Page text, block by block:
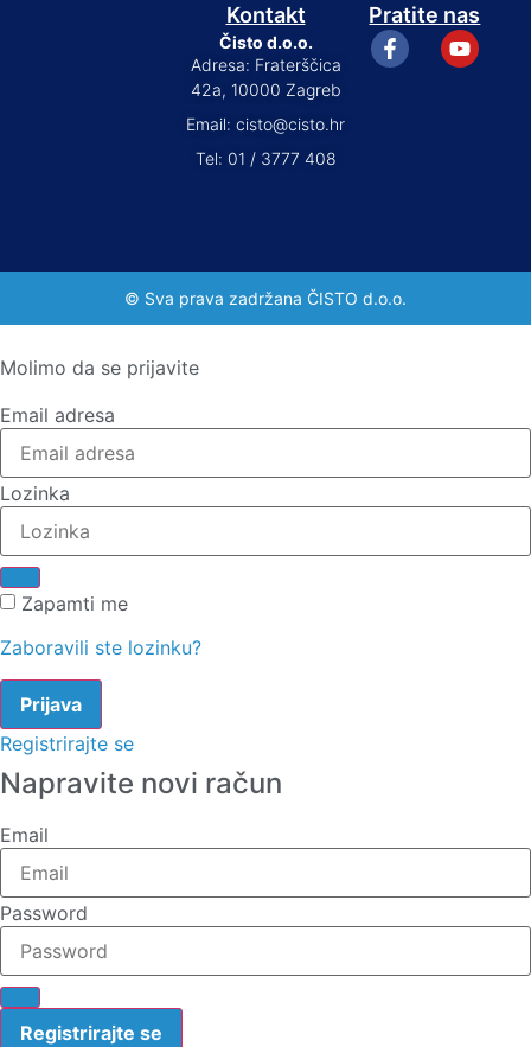
Kontakt
Čisto d.o.o.
Adresa: Fraterščica
42a, 10000 Zagreb
Email: cisto@cisto.hr
Tel: 01 / 3777 408
Pratite nas
© Sva prava zadržana ČISTO d.o.o.
Molimo da se prijavite
Email adresa
Lozinka
Zapamti me
Zaboravili ste lozinku?
Registrirajte se
Napravite novi račun
Email
Password